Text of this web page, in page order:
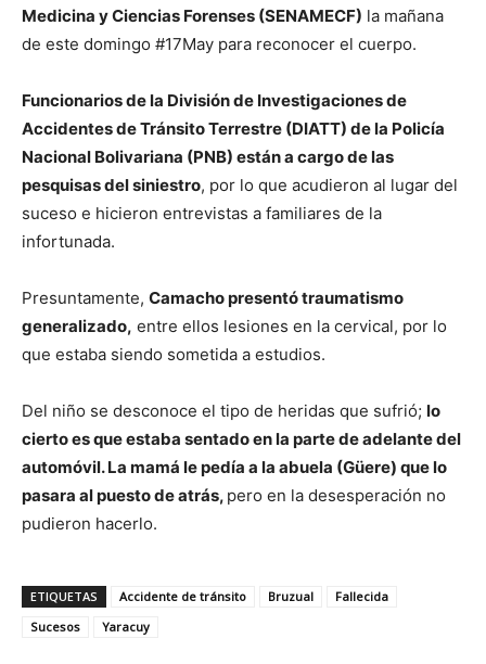
Medicina y Ciencias Forenses (SENAMECF) la mañana
de este domingo #17May para reconocer el cuerpo.
Funcionarios de la División de Investigaciones de
Accidentes de Tránsito Terrestre (DIATT) de la Policía
Nacional Bolivariana (PNB) están a cargo de las
pesquisas del siniestro, por lo que acudieron al lugar del
suceso e hicieron entrevistas a familiares de la
infortunada.
Presuntamente, Camacho presentó traumatismo
generalizado, entre ellos lesiones en la cervical, por lo
que estaba siendo sometida a estudios.
Del niño se desconoce el tipo de heridas que sufrió; lo
cierto es que estaba sentado en la parte de adelante del
automóvil. La mamá le pedía a la abuela (Güere) que lo
pasara al puesto de atrás, pero en la desesperación no
pudieron hacerlo.
ETIQUETAS Accidente de tránsito Bruzual
Fallecida
Sucesos
Yaracuy